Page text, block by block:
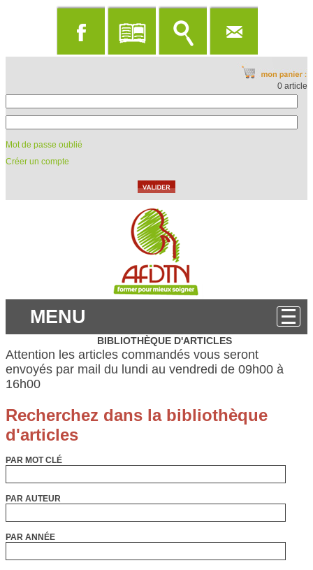
0 article
Mot de passe oublié
Créer un compte
MENU
BIBLIOTHÈQUE D'ARTICLES
Attention les articles commandés vous seront
envoyés par mail du lundi au vendredi de 09h00 à
16h00
PAR MOT CLÉ
PAR AUTEUR
PAR ANNÉE